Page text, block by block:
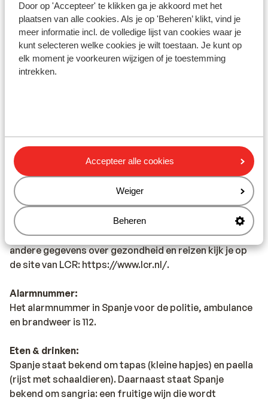
Door op 'Accepteer' te klikken ga je akkoord met het
plaatsen van alle cookies. Als je op 'Beheren’ klikt, vind je
meer informatie incl. de volledige lijst van cookies waar je
kunt selecteren welke cookies je wilt toestaan. Je kunt op
elk moment je voorkeuren wijzigen of je toestemming
intrekken.
Accepteer alle cookies
Weiger
Beheren
Heb je niet de Nederlandse nationaliteit, dan is het
belangrijk om na te vragen of er andere regels van
toepassing zijn. Dit vraag je na bij de ambassade van
het land waar je heen wilt en de landen waar je doorheen
reist.
of ouder te zijn.
Het reizen met de juiste documenten is jouw eigen
verantwoordelijkheid. Sunweb kan hiervoor niet
aansprakelijk worden gesteld.
Vaccinatie:
Voor actuele informatie betreffende vaccinaties en
andere gegevens over gezondheid en reizen kijk je op
de site van LCR: https://www.lcr.nl/.
Alarmnummer:
Het alarmnummer in Spanje voor de politie, ambulance
en brandweer is 112.
Eten & drinken:
Spanje staat bekend om tapas (kleine hapjes) en paella
(rijst met schaaldieren). Daarnaast staat Spanje
bekend om sangria: een fruitige wijn die wordt